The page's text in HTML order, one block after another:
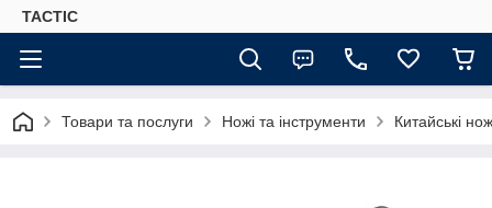
TACTIC
Товари та послуги Ножі та інструменти Китайські